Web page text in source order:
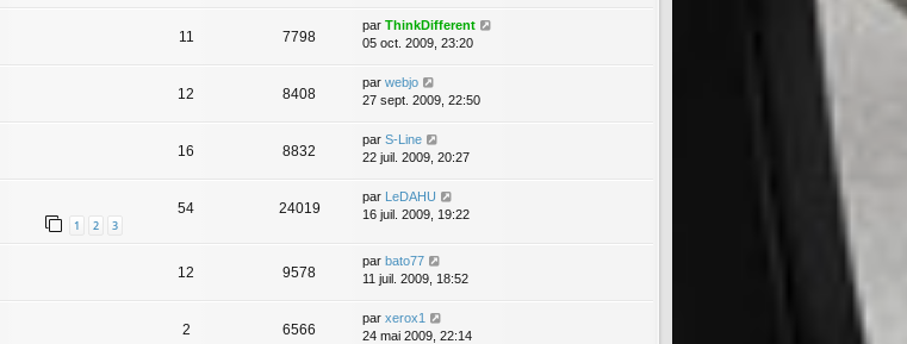
11 7798
par ThinkDifferent
05 oct. 2009, 23:20
12 8408
par webjo
27 sept. 2009, 22:50
16 8832
par S-Line
22 juil. 2009, 20:27
1 2 3
54 24019
par LeDAHU
16 juil. 2009, 19:22
12 9578
par bato77
11 juil. 2009, 18:52
2 6566
par xerox1
24 mai 2009, 22:14